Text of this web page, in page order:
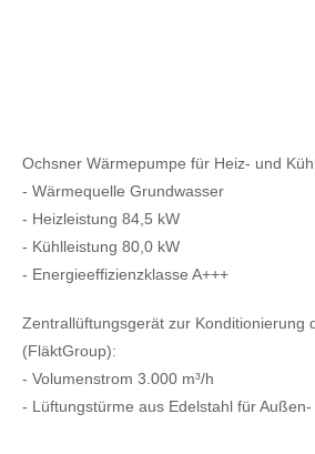
Ochsner Wärmepumpe für Heiz- und
- Wärmequelle Grundwasser
- Heizleistung 84,5 kW
- Kühlleistung 80,0 kW
- Energieeffizienzklasse A+++
Zentrallüftungsgerät zur Konditionierung
(FläktGroup):
- Volumenstrom 3.000 m³/h
- Lüftungstürme aus Edelstahl für